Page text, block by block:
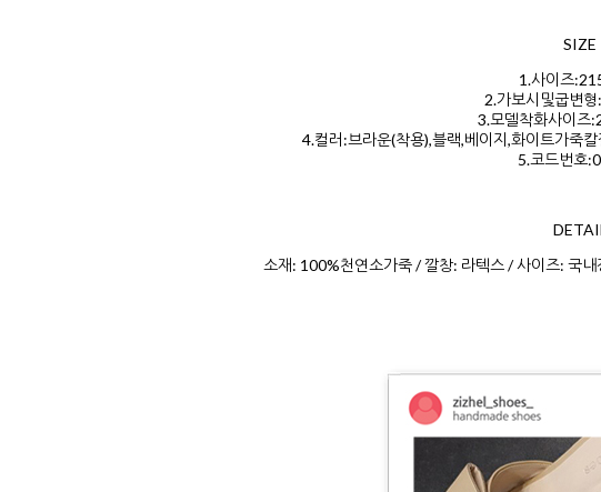
SIZE
1.사이즈
2.가보시및굽변
3.모델착화사이즈
4.컬러:브라운(착용),블랙,베이지,화이트가죽
5.코드번호
소재: 100%천연소가죽 / 깔창: 라텍스 / 사이즈: 국